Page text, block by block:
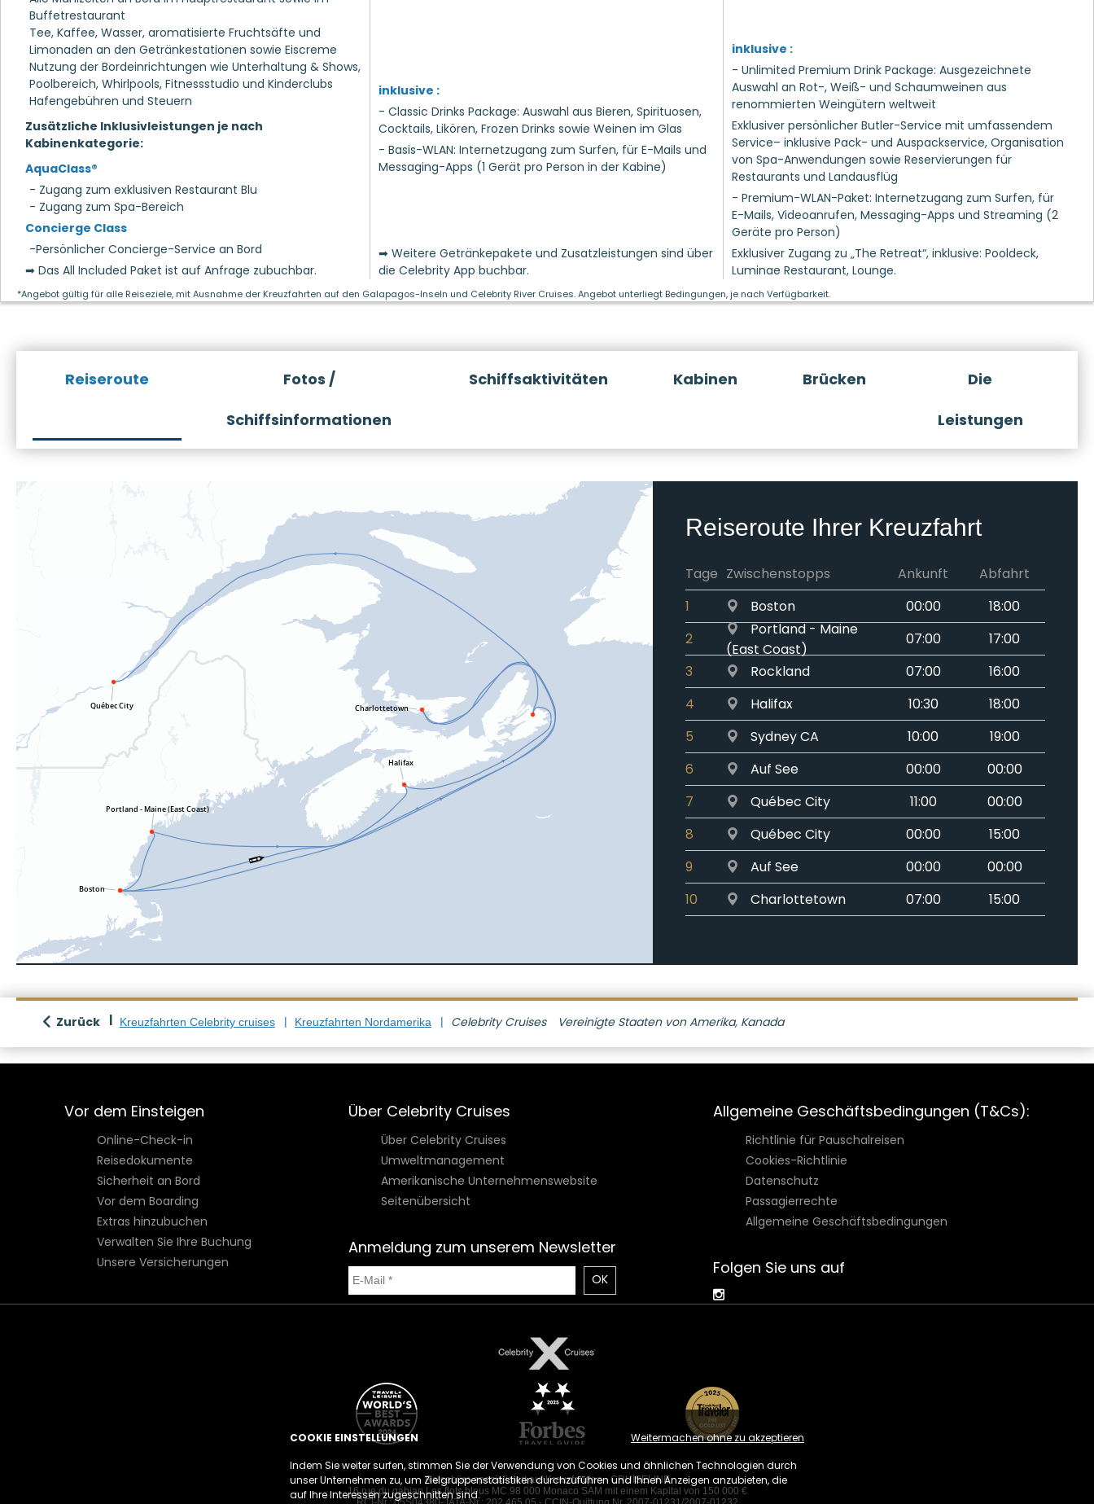
COOKIE EINSTELLUNGEN
Weitermachen ohne zu akzeptieren
Indem Sie weiter surfen, stimmen Sie der Verwendung von Cookies und ähnlichen Technologien durch
unser Unternehmen zu, um Zielgruppenstatistiken durchzuführen und Ihnen Anzeigen anzubieten, die
auf Ihre Interessen zugeschnitten sind.
Buffetrestaurant
Tee, Kaffee, Wasser, aromatisierte Fruchtsäfte und
Limonaden an den Getränkestationen sowie Eiscreme
Nutzung der Bordeinrichtungen wie Unterhaltung & Shows,
Poolbereich, Whirlpools, Fitnessstudio und Kinderclubs
Hafengebühren und Steuern
Zusätzliche Inklusivleistungen je nach
Kabinenkategorie:
AquaClass®
- Zugang zum exklusiven Restaurant Blu
- Zugang zum Spa-Bereich
Concierge Class
-Persönlicher Concierge-Service an Bord
➡ Das All Included Paket ist auf Anfrage zubuchbar.
inklusive :
- Classic Drinks Package: Auswahl aus Bieren, Spirituosen,
Cocktails, Likören, Frozen Drinks sowie Weinen im Glas
- Basis-WLAN: Internetzugang zum Surfen, für E-Mails und
Messaging-Apps (1 Gerät pro Person in der Kabine)
➡ Weitere Getränkepakete und Zusatzleistungen sind über
die Celebrity App buchbar.
inklusive :
- Unlimited Premium Drink Package: Ausgezeichnete
Auswahl an Rot-, Weiß- und Schaumweinen aus
renommierten Weingütern weltweit
Exklusiver persönlicher Butler-Service mit umfassendem
Service– inklusive Pack- und Auspackservice, Organisation
von Spa-Anwendungen sowie Reservierungen für
Restaurants und Landausflüg
- Premium-WLAN-Paket: Internetzugang zum Surfen, für
E-Mails, Videoanrufen, Messaging-Apps und Streaming (2
Geräte pro Person)
Exklusiver Zugang zu „The Retreat“, inklusive: Pooldeck,
Luminae Restaurant, Lounge.
*Angebot gültig für alle Reiseziele, mit Ausnahme der Kreuzfahrten auf den Galapagos-Inseln und Celebrity River Cruises. Angebot unterliegt Bedingungen, je nach Verfügbarkeit.
Reiseroute
Fotos /
Schiffsinformationen
Schiffsaktivitäten Kabinen Brücken
Die
Leistungen
Reiseroute Ihrer Kreuzfahrt
Tage Zwischenstopps Ankunft
Abfahrt
1
Boston 00:00
18:00
2
Portland - Maine
(East Coast)
07:00
17:00
3
Rockland 07:00
16:00
4
Halifax 10:30
18:00
5
Sydney CA 10:00
19:00
6
Auf See 00:00
00:00
7
Québec City 11:00
00:00
8
Québec City 00:00
15:00
9
Auf See 00:00
00:00
10
Charlottetown 07:00
15:00
12
Boston 07:00 00:00
Zurück Kreuzfahrten Celebrity cruises Kreuzfahrten Nordamerika Celebrity Cruises Vereinigte Staaten von Amerika, Kanada
Vor dem Einsteigen
Online-Check-in
Reisedokumente
Sicherheit an Bord
Vor dem Boarding
Extras hinzubuchen
Verwalten Sie Ihre Buchung
Unsere Versicherungen
Über Celebrity Cruises
Über Celebrity Cruises
Umweltmanagement
Amerikanische Unternehmenswebsite
Seitenübersicht
Anmeldung zum unserem Newsletter
OK
Allgemeine Geschäftsbedingungen (T&Cs):
Richtlinie für Pauschalreisen
Cookies-Richtlinie
Datenschutz
Passagierrechte
Allgemeine Geschäftsbedingungen
Folgen Sie uns auf
Reisebüro spezialisiert auf Kreuzfahrten - CRUISELINE
16 rue du gabian Les flots bleus MC 98 000 Monaco SAM mit einem Kapital von 150 000 €